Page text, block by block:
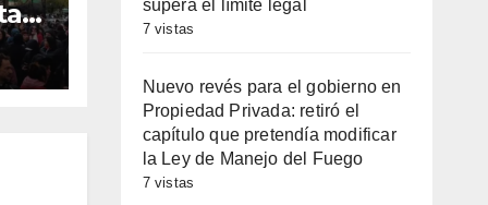
supera el límite legal
7 vistas
Nuevo revés para el gobierno en
Propiedad Privada: retiró el
capítulo que pretendía modificar
la Ley de Manejo del Fuego
7 vistas